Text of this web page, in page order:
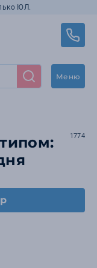
ЮЛ.
Меню
1774